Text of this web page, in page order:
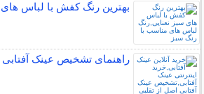
بهترین رنگ کفش با لباس های
راهنمای تشخیص عینک آفتابی